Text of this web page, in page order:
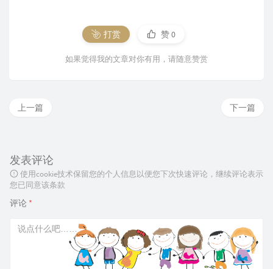
打赏 赞0
如果觉得我的文章对你有用，请随意赞赏
下一篇
上一篇
发表评论
使用cookie技术保留您的个人信息以便您下次快速评论，继续评论表示
您已同意该条款
评论 *